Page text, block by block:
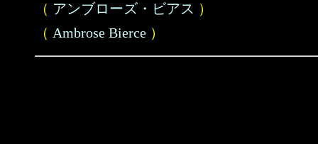
（ アンブローズ・ビアス ）
（ Ambrose Bierce ）